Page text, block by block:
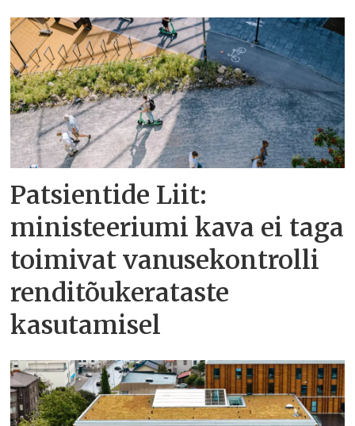
Patsientide Liit:
ministeeriumi kava ei taga
toimivat vanusekontrolli
renditõukerataste
kasutamisel